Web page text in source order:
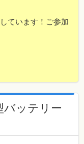
ています！ご参加
バッテリー